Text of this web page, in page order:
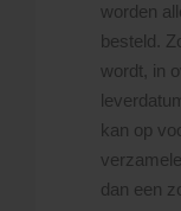
worden
besteld.
wordt, in
kan op
dan een